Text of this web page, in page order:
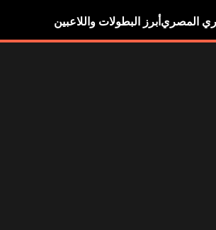
المصري أبرز البطولات واللاعبين